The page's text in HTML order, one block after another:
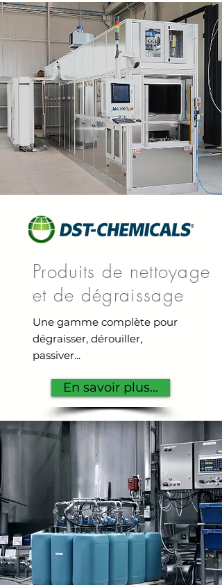
Produits de nettoyage
et de dégraissage
Une gamme complète pour
dégraisser, dérouiller,
passiver...
En savoir plus...